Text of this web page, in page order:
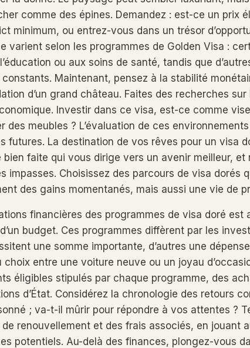
comme des épines. Demandez : est-ce un prix
minimum, ou entrez-vous dans un trésor
varient selon les programmes de Golden Visa :
ou aux soins de santé, tandis que
Maintenant, pensez à la stabilité
d’un grand château. Faites des recherches
Investir dans ce visa, est-ce comme
des meubles ? L’évaluation de ces
futures. La destination de vos rêves pour un visa
faite qui vous dirige vers un avenir meilleur, et
impasses. Choisissez des parcours de visa dorés
des gains momentanés, mais aussi une vie de
financières des programmes de visa doré est
budget. Ces programmes diffèrent par les
une somme importante, d’autres une
entre une voiture neuve ou un joyau
éligibles stipulés par chaque programme, des
d’État. Considérez la chronologie des retours
; va-t-il mûrir pour répondre à vos attentes ?
renouvellement et des frais associés, en jouant
potentiels. Au-delà des finances, plongez-vous